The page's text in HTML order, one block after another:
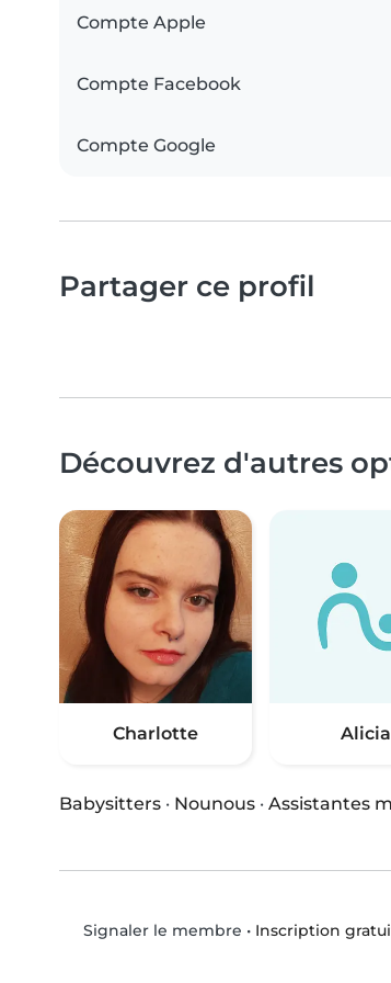
Compte Apple
Compte Facebook
Compte Google
Partager ce profil
Découvrez d'autres
Charlotte Alicia
Babysitters · Nounous · Assistantes
Signaler le membre • Inscription